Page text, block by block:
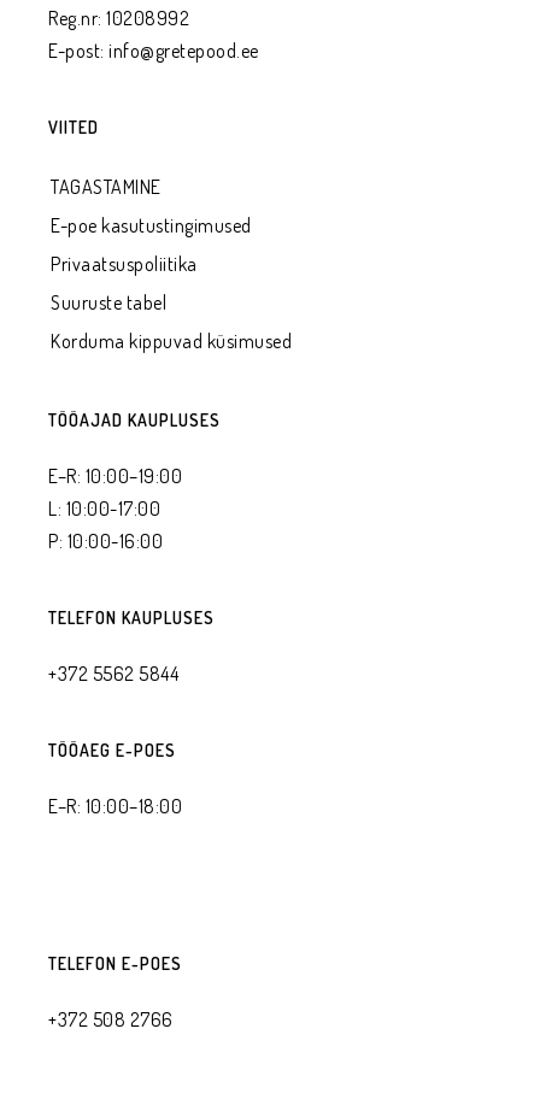
Reg.nr: 10208992
E-post: info@gretepood.ee
VIITED
TAGASTAMINE
E-poe kasutustingimused
Privaatsus­poliitika
Suuruste tabel
Korduma kippuvad küsimused
TÖÖAJAD KAUPLUSES
E–R: 10:00–19:00
L: 10:00-17:00
P: 10:00-16:00
TELEFON KAUPLUSES
+372 5562 5844
TÖÖAEG E-POES
E–R: 10:00–18:00
TELEFON E-POES
+372 508 2766